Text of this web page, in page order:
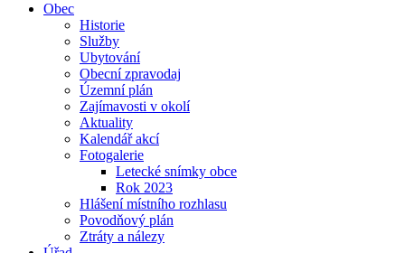
Obec
Historie
Služby
Ubytování
Obecní zpravodaj
Územní plán
Zajímavosti v okolí
Aktuality
Kalendář akcí
Fotogalerie
Letecké snímky obce
Rok 2023
Hlášení místního rozhlasu
Povodňový plán
Ztráty a nálezy